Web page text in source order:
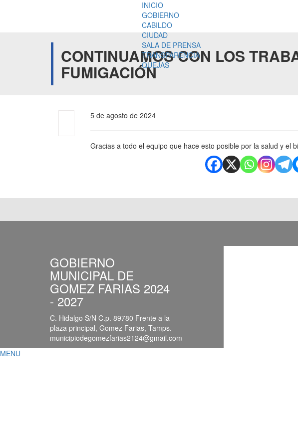
INICIO
GOBIERNO
CABILDO
CIUDAD
SALA DE PRENSA
TRANSPARENCIA
QUEJAS
CONTINUAMOS CON LOS
FUMIGACIÓN
5 de agosto de 2024
Gracias a todo el equipo que hace esto posible por la salud y el
GOBIERNO
MUNICIPAL DE
GOMEZ FARIAS 2024
- 2027
C. Hidalgo S/N C.p. 89780 Frente a la
plaza principal, Gomez Farias, Tamps.
municipiodegomezfarias2124@gmail.com
MENU